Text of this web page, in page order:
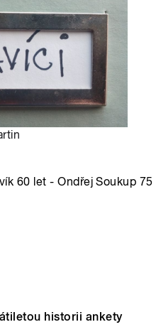
60 let - Ondřej Soukup 75
historii ankety